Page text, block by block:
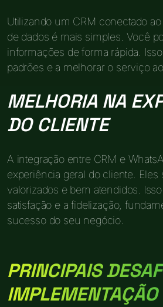
Utilizando um CRM conectado
de dados é mais simples. Você
informações de forma rápida.
padrões e a melhorar o serviço
MELHORIA NA
DO CLIENTE
A integração entre CRM e
experiência geral do cliente. Eles
valorizados e bem atendidos.
satisfação e a fidelização,
sucesso do seu negócio.
PRINCIPAIS
IMPLEMENTAÇÃO